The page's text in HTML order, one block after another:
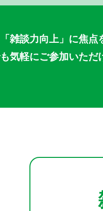
談力向上」に焦点
気軽にご参加いた